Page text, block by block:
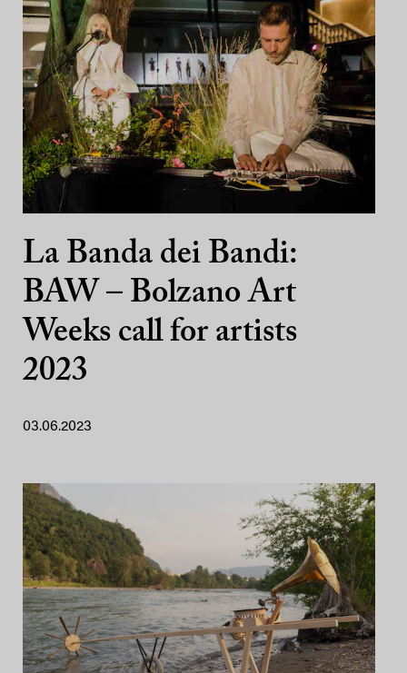
La Banda dei Bandi:
BAW – Bolzano Art
Weeks call for artists
2023
03.06.2023